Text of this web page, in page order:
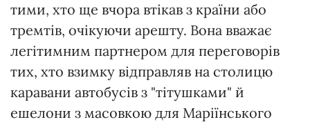
тими, хто ще вчора втікав з країни або
тремтів, очікуючи арешту. Вона вважає
легітимним партнером для переговорів
тих, хто взимку відправляв на столицю
каравани автобусів з "тітушками" й
ешелони з масовкою для Маріїнського